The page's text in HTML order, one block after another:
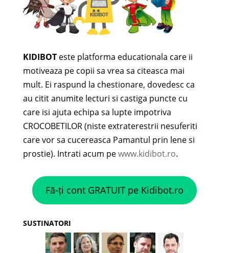
KIDIBOTeste platforma educationala care ii
motiveaza pe copii sa vrea sa citeasca mai
mult. Ei raspund la chestionare, dovedesc ca
au citit anumite lecturi si castiga puncte cu
care isi ajuta echipa sa lupte impotriva
CROCOBETILOR (niste extraterestrii nesuferiti
care vor sa cucereasca Pamantul prin lene si
prostie). Intrati acum pewww.kidibot.ro.
Fă-ți cont GRATUIT pe Kidibot.ro
SUSTINATORI